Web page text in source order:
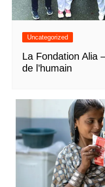
Uncategorized
La Fondation Alia
de l’humain